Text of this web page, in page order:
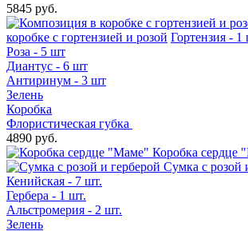
5845 руб.
коробке с гортензией и розой Гортензия - 1
Роза - 5 шт
Диантус - 6 шт
Антиринум - 3 шт
Зелень
Коробка
Флористическая губка
4890 руб.
Коробка сердце
Сумка с розой
Кенийская - 7 шт.
Гербера - 1 шт.
Альстромерия - 2 шт.
Зелень